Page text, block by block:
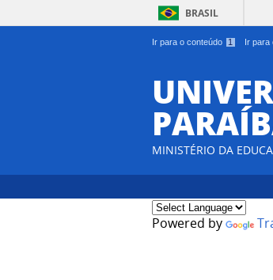
Ir para o conteúdo 1 Ir para
BRASIL
MINISTÉRIO DA
Powered by